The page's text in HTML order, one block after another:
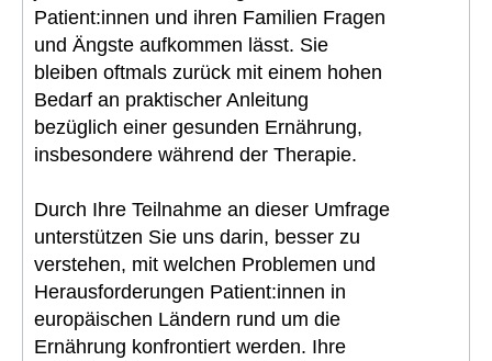
Patient:innen und ihren Familien Fragen
und Ängste aufkommen lässt. Sie
bleiben oftmals zurück mit einem hohen
Bedarf an praktischer Anleitung
bezüglich einer gesunden Ernährung,
insbesondere während der Therapie.
Durch Ihre Teilnahme an dieser Umfrage
unterstützen Sie uns darin, besser zu
verstehen, mit welchen Problemen und
Herausforderungen Patient:innen in
europäischen Ländern rund um die
Ernährung konfrontiert werden. Ihre